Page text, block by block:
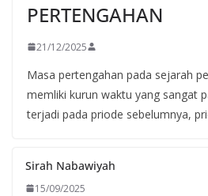
PERTENGAHAN
21/12/2025
Masa pertengahan pada sejarah
memliki kurun waktu yang sangat
terjadi pada priode sebelumnya,
Sirah Nabawiyah
15/09/2025